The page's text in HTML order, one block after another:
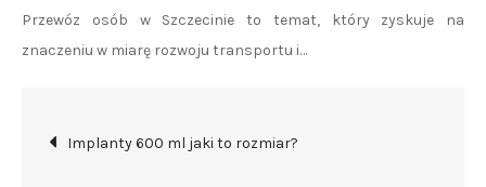
Przewóz osób w Szczecinie to temat, który zyskuje na
znaczeniu w miarę rozwoju transportu i…
Nawigacja
Implanty 600 ml jaki to rozmiar?